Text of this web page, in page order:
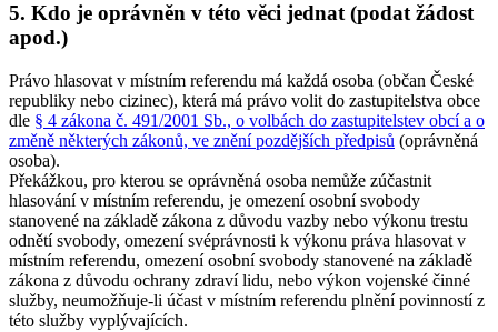
5. Kdo je oprávněn v této věci jednat (podat žádost
apod.)
Právo hlasovat v místním referendu má každá osoba (občan České
republiky nebo cizinec), která má právo volit do zastupitelstva obce
dle § 4 zákona č. 491/2001 Sb., o volbách do zastupitelstev obcí a o
změně některých zákonů, ve znění pozdějších předpisů (oprávněná
osoba).
Překážkou, pro kterou se oprávněná osoba nemůže zúčastnit
hlasování v místním referendu, je omezení osobní svobody
stanovené na základě zákona z důvodu vazby nebo výkonu trestu
odnětí svobody, omezení svéprávnosti k výkonu práva hlasovat v
místním referendu, omezení osobní svobody stanovené na základě
zákona z důvodu ochrany zdraví lidu, nebo výkon vojenské činné
služby, neumožňuje-li účast v místním referendu plnění povinností z
této služby vyplývajících.